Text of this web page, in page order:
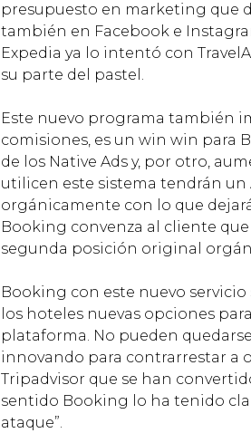
presupuesto en marketing que
también en Facebook e
Expedia ya lo intentó con
su parte del pastel.
Este nuevo programa también
comisiones, es un win win para
de los Native Ads y, por otro,
utilicen este sistema tendrán un
orgánicamente con lo que
Booking convenza al cliente
segunda posición original
Booking con este nuevo
los hoteles nuevas opciones
plataforma. No pueden
innovando para contrarrestar a
Tripadvisor que se han
sentido Booking lo ha tenido
ataque”.